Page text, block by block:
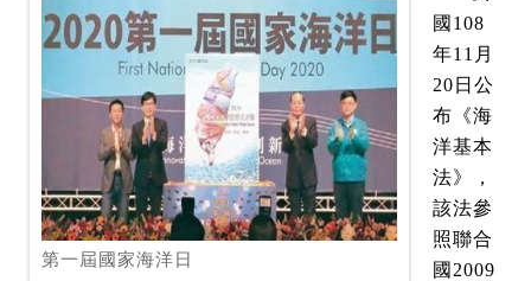
第一屆國家海洋日
國108
年11月
20日公
布《海
洋基本
法》，
該法參
照聯合
國2009